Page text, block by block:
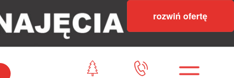
rozwiń ofertę